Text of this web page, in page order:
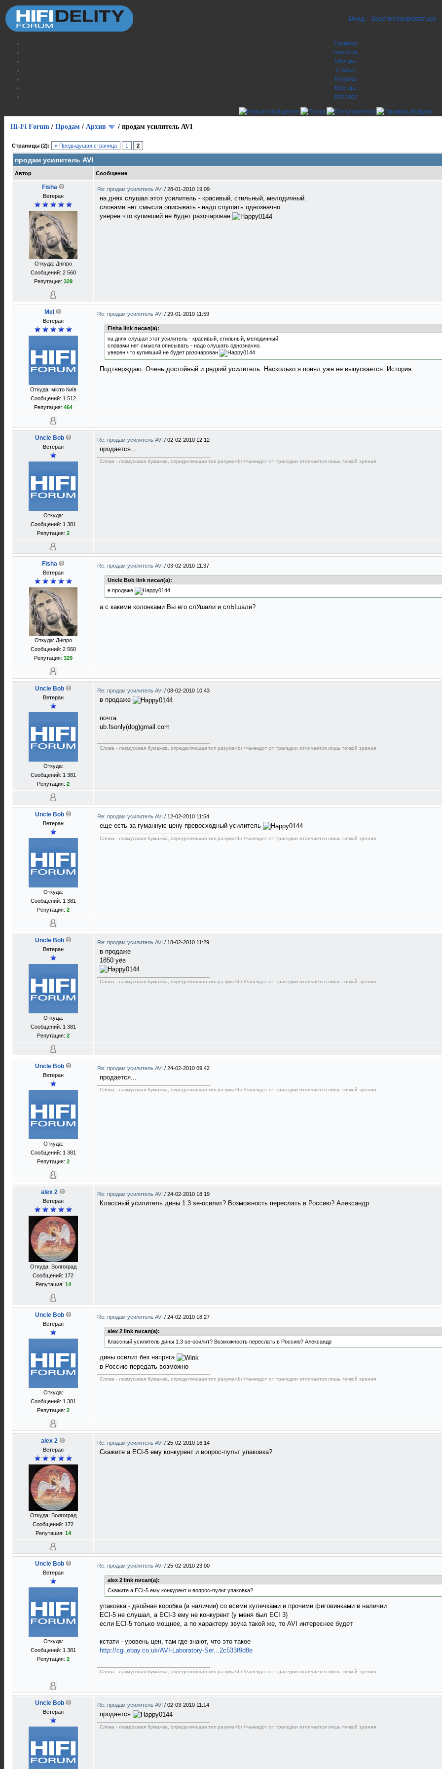
Вход Зарегистрироваться
Главная
Новости
Обзоры
Статьи
Музыка
Бренды
Каталог
Hi-Fi Forum / Продам / Архив / продам усилитель AVI
Страницы (2): « Предыдущая страница 1 2
продам усилитель AVI
Автор Сообщение
Fisha
Ветеран
Откуда: Дніпро
Сообщений: 2 560
Репутация: 329
Re: продам усилитель AVI / 28-01-2010 19:09
на днях слушал этот усилитель - красивый, стильный, мелодичный.
словами нет смысла описывать - надо слушать однозначно.
уверен что купивший не будет разочарован
Mel
Ветеран
Откуда: місто Київ
Сообщений: 1 512
Репутация: 464
Re: продам усилитель AVI / 29-01-2010 11:59
Fisha link писал(а):
на днях слушал этот усилитель - красивый, стильный, мелодичный.
словами нет смысла описывать - надо слушать однозначно.
уверен что купивший не будет разочарован
Подтверждаю. Очень достойный и редкий усилитель. Насколько я понял уже не выпускается. История.
Uncle Bob
Ветеран
Откуда:
Сообщений: 1 381
Репутация: 2
Re: продам усилитель AVI / 02-02-2010 12:12
продается...
Слова - лакмусовая бумажка, определяющая тип разума<br />анекдот от трагедии отличается лишь точкой зрения
Fisha
Ветеран
Откуда: Дніпро
Сообщений: 2 560
Репутация: 329
Re: продам усилитель AVI / 03-02-2010 11:37
Uncle Bob link писал(а):
в продаже
а с какими колонками Вы его слУшали и слЫшали?
Uncle Bob
Ветеран
Откуда:
Сообщений: 1 381
Репутация: 2
Re: продам усилитель AVI / 08-02-2010 10:43
в продаже
почта
ub.fsonly(dog)gmail.com
Слова - лакмусовая бумажка, определяющая тип разума<br />анекдот от трагедии отличается лишь точкой зрения
Uncle Bob
Ветеран
Откуда:
Сообщений: 1 381
Репутация: 2
Re: продам усилитель AVI / 12-02-2010 11:54
еще есть за гуманную цену превосходный усилитель
Слова - лакмусовая бумажка, определяющая тип разума<br />анекдот от трагедии отличается лишь точкой зрения
Uncle Bob
Ветеран
Откуда:
Сообщений: 1 381
Репутация: 2
Re: продам усилитель AVI / 18-02-2010 11:29
в продаже
1850 уёв
Слова - лакмусовая бумажка, определяющая тип разума<br />анекдот от трагедии отличается лишь точкой зрения
Uncle Bob
Ветеран
Откуда:
Сообщений: 1 381
Репутация: 2
Re: продам усилитель AVI / 24-02-2010 09:42
продается...
Слова - лакмусовая бумажка, определяющая тип разума<br />анекдот от трагедии отличается лишь точкой зрения
alex 2
Ветеран
Откуда: Волгоград
Сообщений: 172
Репутация: 14
Re: продам усилитель AVI / 24-02-2010 18:19
Классный усилитель дины 1.3 se-осилит? Возможность переслать в Россию? Александр
Uncle Bob
Ветеран
Откуда:
Сообщений: 1 381
Репутация: 2
Re: продам усилитель AVI / 24-02-2010 18:27
alex 2 link писал(а):
Классный усилитель дины 1.3 se-осилит? Возможность переслать в Россию? Александр
дины осилит без напряга
в Россию передать возможно
Слова - лакмусовая бумажка, определяющая тип разума<br />анекдот от трагедии отличается лишь точкой зрения
alex 2
Ветеран
Откуда: Волгоград
Сообщений: 172
Репутация: 14
Re: продам усилитель AVI / 25-02-2010 16:14
Скажите а ECI-5 ему конкурент и вопрос-пульт упаковка?
Uncle Bob
Ветеран
Откуда:
Сообщений: 1 381
Репутация: 2
Re: продам усилитель AVI / 25-02-2010 23:00
alex 2 link писал(а):
Скажите а ECI-5 ему конкурент и вопрос-пульт упаковка?
упаковка - двойная коробка (в наличии) со всеми кулечками и прочими фиговинками в наличии
ECI-5 не слушал, а ECI-3 ему не конкурент (у меня был ECI 3)
если ECI-5 только мощнее, а по характеру звука такой же, то AVI интереснее будет
кстати - уровень цен, там где знают, что это такое
http://cgi.ebay.co.uk/AVI-Laboratory-Ser...2c533f9d8e
Слова - лакмусовая бумажка, определяющая тип разума<br />анекдот от трагедии отличается лишь точкой зрения
Uncle Bob
Ветеран
Re: продам усилитель AVI / 02-03-2010 11:14
продается
Слова - лакмусовая бумажка, определяющая тип разума<br />анекдот от трагедии отличается лишь точкой зрения